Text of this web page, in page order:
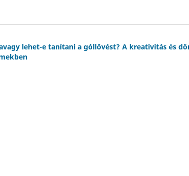
lehet-e tanítani a góllövést? A kreativitás és